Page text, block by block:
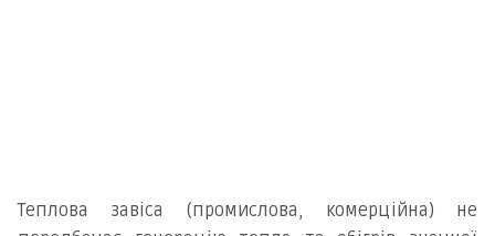
Теплова завіса (промислова, комерційна) не